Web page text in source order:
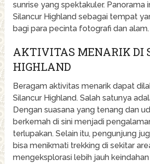
sunrise yang spektakuler. Panorama
Silancur Highland sebagai tempat
bagi para pecinta fotografi dan alam.
AKTIVITAS MENARIK DI
HIGHLAND
Beragam aktivitas menarik dapat
Silancur Highland. Salah satunya
Dengan suasana yang tenang dan
berkemah di sini menjadi
terlupakan. Selain itu, pengunjung
bisa menikmati trekking di sekitar
mengeksplorasi lebih jauh